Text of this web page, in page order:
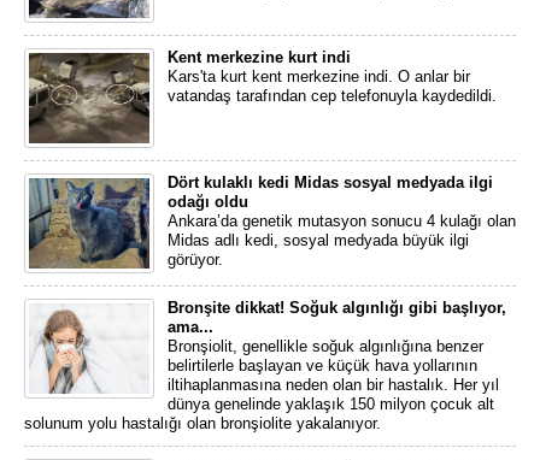
Kent merkezine kurt indi
Kars'ta kurt kent merkezine indi. O anlar bir
vatandaş tarafından cep telefonuyla kaydedildi.
Dört kulaklı kedi Midas sosyal medyada ilgi
odağı oldu
Ankara’da genetik mutasyon sonucu 4 kulağı olan
Midas adlı kedi, sosyal medyada büyük ilgi
görüyor.
Bronşite dikkat! Soğuk algınlığı gibi başlıyor,
ama...
Bronşiolit, genellikle soğuk algınlığına benzer
belirtilerle başlayan ve küçük hava yollarının
iltihaplanmasına neden olan bir hastalık. Her yıl
dünya genelinde yaklaşık 150 milyon çocuk alt
solunum yolu hastalığı olan bronşiolite yakalanıyor.